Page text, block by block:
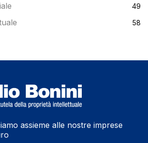
49
58
assieme alle nostre imprese